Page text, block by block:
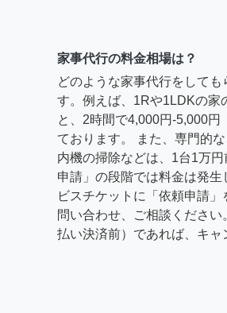
家事代行の料金相場は？
どのような家事代行をして
す。例えば、1Rや1LDKの家
と、2時間で4,000円-5,000円
ております。 また、専門的
内機の掃除などは、1台1万
申請」の段階では料金は発
ビスチケットに「依頼申請
問い合わせ、ご相談くださ
払い決済前）であれば、キャ